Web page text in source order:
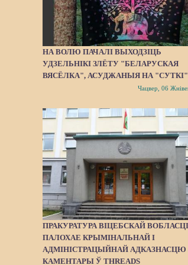
НА ВОЛЮ ПАЧАЛІ ВЫХОДЗІЦЬ
УДЗЕЛЬНІКІ ЗЛЁТУ "БЕЛАРУСКАЯ
ВЯСЁЛКА", АСУДЖАНЫЯ НА "СУТКІ"
Чацвер, 06
ПРАКУРАТУРА ВІЦЕБСКАЙ ВОБЛАСЦІ
ПАЛОХАЕ КРЫМІНАЛЬНАЙ І
АДМІНІСТРАЦЫЙНАЙ АДКАЗНАСЦЮ
КАМЕНТАРЫ Ў THREADS